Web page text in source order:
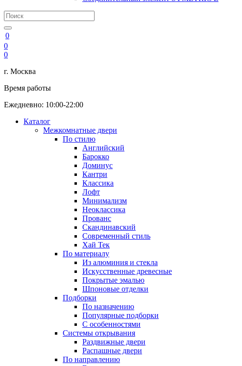
0
0
0
г. Москва
Время работы
Ежедневно: 10:00-22:00
Каталог
Межкомнатные двери
По стилю
Английский
Барокко
Доминус
Кантри
Классика
Лофт
Минимализм
Неоклассика
Прованс
Скандинавский
Современный стиль
Хай Тек
По материалу
Из алюминия и стекла
Искусственные древесные
Покрытые эмалью
Шпоновые отделки
Подборки
По назначению
Популярные подборки
С особенностями
Системы открывания
Раздвижные двери
Распашные двери
По направлению